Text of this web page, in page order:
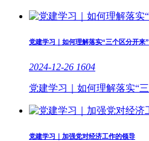
党建学习｜如何理解落实“三个区分开来”
2024-12-26 1604
党建学习｜如何理解落实“
党建学习｜加强党对经济工作的领导